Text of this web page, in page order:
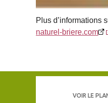
Plus d’informations
naturel-briere.com
VOIR LE